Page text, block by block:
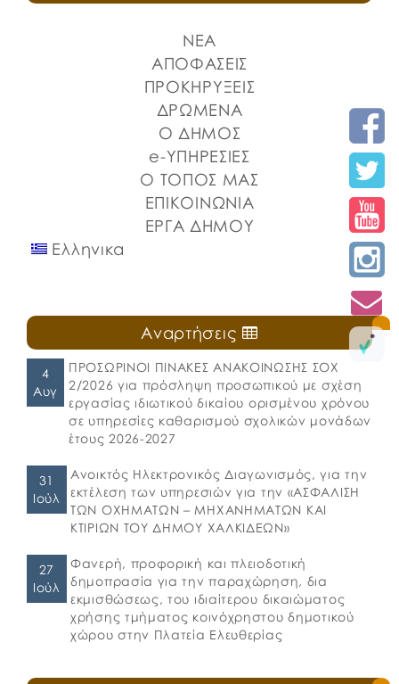
ΝΕΑ
ΑΠΟΦΑΣΕΙΣ
ΠΡΟΚΗΡΥΞΕΙΣ
ΔΡΩΜΕΝΑ
Ο ΔΗΜΟΣ
e-ΥΠΗΡΕΣΙΕΣ
Ο ΤΟΠΟΣ ΜΑΣ
ΕΠΙΚΟΙΝΩΝΙΑ
ΕΡΓΑ ΔΗΜΟΥ
Ελληνικα
Αναρτήσεις
4
Αυγ
ΠΡΟΣΩΡΙΝΟΙ ΠΙΝΑΚΕΣ ΑΝΑΚΟΙΝΩΣΗΣ ΣΟΧ
2/2026 για πρόσληψη προσωπικού με σχέση
εργασίας ιδιωτικού δικαίου ορισμένου χρόνου
σε υπηρεσίες καθαρισμού σχολικών μονάδων
έτους 2026-2027
31
Ιούλ
Ανοικτός Ηλεκτρονικός Διαγωνισμός, για την
εκτέλεση των υπηρεσιών για την «ΑΣΦΑΛΙΣΗ
ΤΩΝ ΟΧΗΜΑΤΩΝ – ΜΗΧΑΝΗΜΑΤΩΝ ΚΑΙ
ΚΤΙΡΙΩΝ ΤΟΥ ΔΗΜΟΥ ΧΑΛΚΙΔΕΩΝ»
27
Ιούλ
Φανερή, προφορική και πλειοδοτική
δημοπρασία για την παραχώρηση, δια
εκμισθώσεως, του ιδιαίτερου δικαιώματος
χρήσης τμήματος κοινόχρηστου δημοτικού
χώρου στην Πλατεία Ελευθερίας